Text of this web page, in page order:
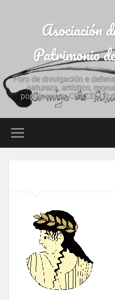
Asociación
Patrimonio
Foro de divulgación e
natureza, artístico,
populares do CONCELLO